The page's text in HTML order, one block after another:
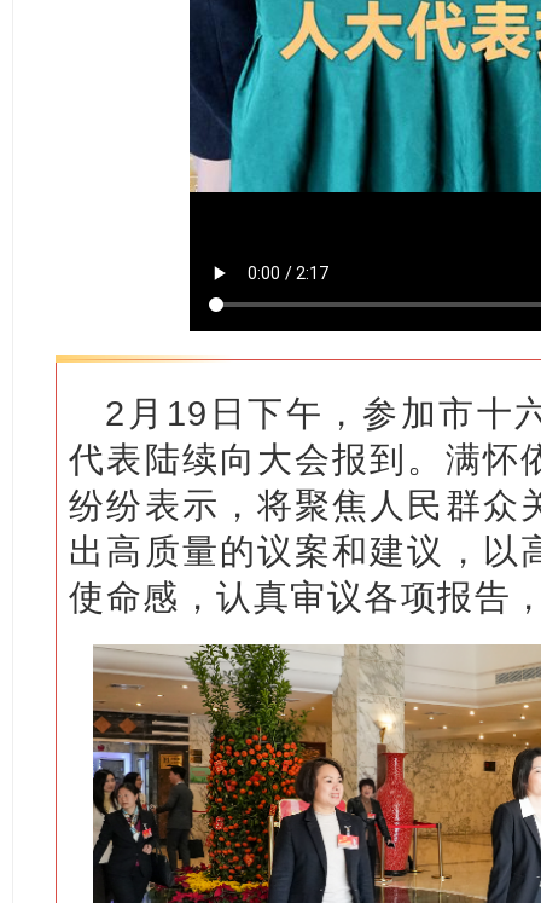
2月19日下午，参加市十
代表陆续向大会报到。满怀
纷纷表示，将聚焦人民群众
出高质量的议案和建议，以
使命感，认真审议各项报告